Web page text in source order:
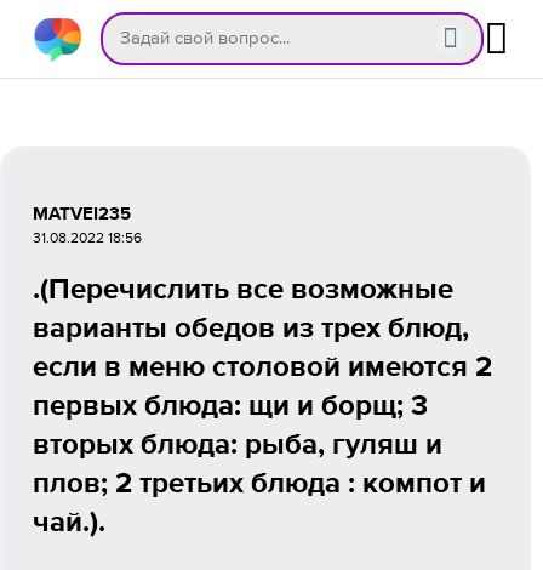
MATVEI235
31.08.2022 18:56
.(Перечислить все возможные
варианты обедов из трех блюд,
если в меню столовой имеются 2
первых блюда: щи и борщ; 3
вторых блюда: рыба, гуляш и
плов; 2 третьих блюда : компот и
чай.).